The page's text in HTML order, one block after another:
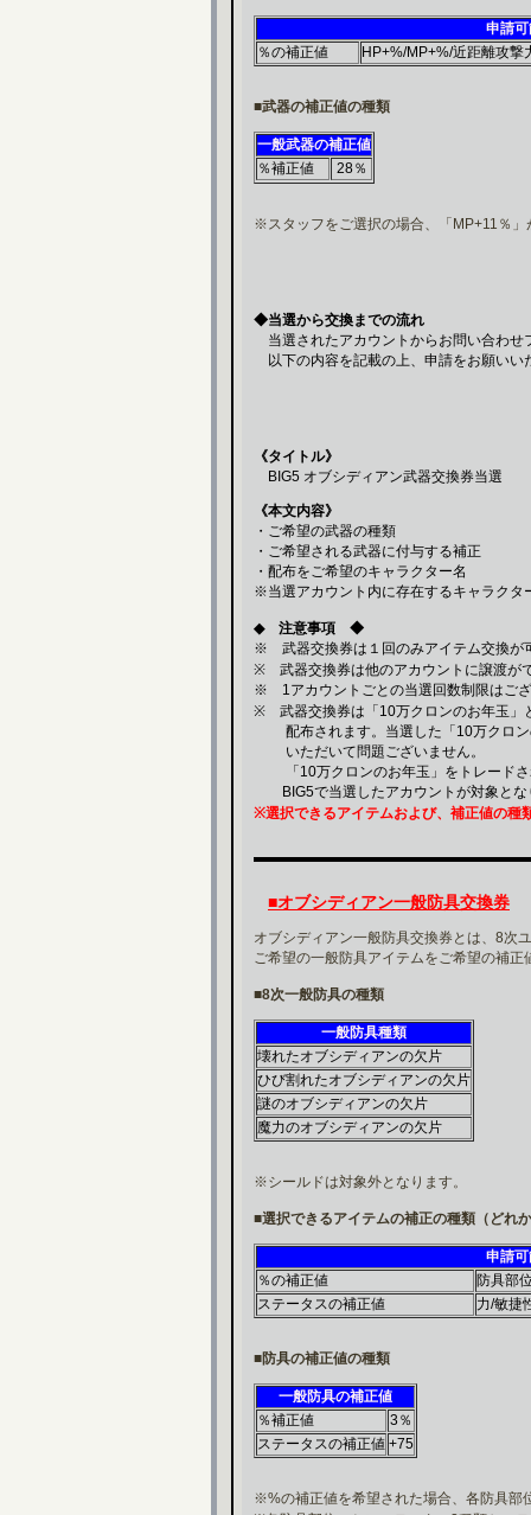
申請
％の補正値
HP+%/MP+%/近距離攻撃
■武器の補正値の種類
一般武器の補正値
％補正値
28％
※スタッフをご選択の場合、「MP+11％」
◆当選から交換までの流れ
当選されたアカウントからお問い合わせ
以下の内容を記載の上、申請をお願いい
《タイトル》
BIG5 オブシディアン武器交換券当選
《本文内容》
・ご希望の武器の種類
・ご希望される武器に付与する補正
・配布をご希望のキャラクター名
※当選アカウント内に存在するキャラクタ
◆ 注意事項 ◆
※ 武器交換券は１回のみアイテム交換が
※ 武器交換券は他のアカウントに譲渡が
※ 1アカウントごとの当選回数制限はご
※ 武器交換券は「10万クロンのお年玉」
配布されます。当選した「10万クロン
いただいて問題ございません。
「10万クロンのお年玉」をトレードさ
BIG5で当選したアカウントが対象とな
※選択できるアイテムおよび、補正値の種
■オブシディアン一般防具交換券
オブシディアン一般防具交換券とは、8次
ご希望の一般防具アイテムをご希望の補正
■8次一般防具の種類
一般防具種類
壊れたオブシディアンの欠片
ひび割れたオブシディアンの欠片
謎のオブシディアンの欠片
魔力のオブシディアンの欠片
※シールドは対象外となります。
■選択できるアイテムの補正の種類（どれ
申請
％の補正値
防具部
ステータスの補正値
力/敏捷
■防具の補正値の種類
一般防具の補正値
％補正値
3％
ステータスの補正値 +75
※%の補正値を希望された場合、各防具部